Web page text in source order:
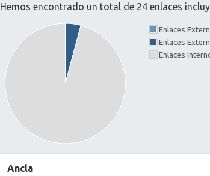
Hemos encontrado un total de 24 enlaces
Enlaces
Enlaces
Enlaces
Ancla